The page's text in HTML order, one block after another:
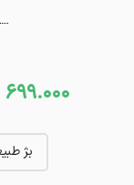
699.000